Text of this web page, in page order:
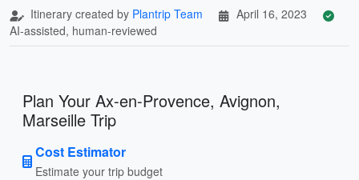
Itinerary created by Plantrip Team
April 16, 2023
AI-assisted, human-reviewed
Plan Your Ax-en-Provence, Avignon,
Marseille Trip
Cost Estimator
Estimate your trip budget